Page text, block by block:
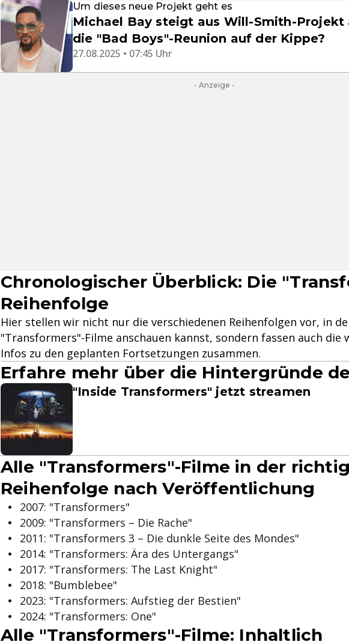
Um dieses neue Projekt geht es
Michael Bay steigt aus Will-Smith-Projekt
die "Bad Boys"-Reunion auf der Kippe?
27.08.2025 • 07:45 Uhr
- Anzeige -
Chronologischer Überblick: Die
Reihenfolge
Hier stellen wir nicht nur die verschiedenen Reihenfolgen vor, in
"Transformers"-Filme anschauen kannst, sondern fassen auch die
Infos zu den geplanten Fortsetzungen zusammen.
Erfahre mehr über die Hintergründe
"Inside Transformers" jetzt streamen
Alle "Transformers"-Filme in der
Reihenfolge nach Veröffentlichung
2007: "Transformers"
2009: "Transformers – Die Rache"
2011: "Transformers 3 – Die dunkle Seite des Mondes"
2014: "Transformers: Ära des Untergangs"
2017: "Transformers: The Last Knight"
2018: "Bumblebee"
2023: "Transformers: Aufstieg der Bestien"
2024: "Transformers: One"
Alle "Transformers"-Filme: Inhaltlich